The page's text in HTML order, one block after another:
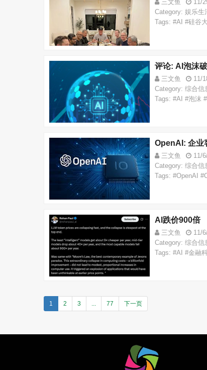
三文鱼
11/
Category: 娱乐生
Tags: #AI #硅谷
评论: AI泡沫
三文鱼
11/
Category: 综合信
Tags: #AI #泡沫
OpenAI: 企业
三文鱼
11/
Category: 综合信
Tags: #OpenAI
AI跌价900倍
三文鱼
11/
Category: 综合信
Tags: #AI #金融
1 2 3 ... 77 下一页